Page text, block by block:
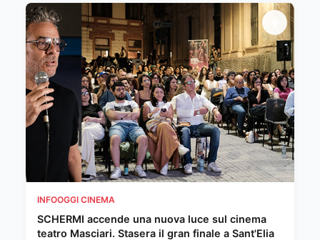
INFOOGGI CINEMA
SCHERMI accende una nuova luce sul cinema
teatro Masciari. Stasera il gran finale a Sant'Elia